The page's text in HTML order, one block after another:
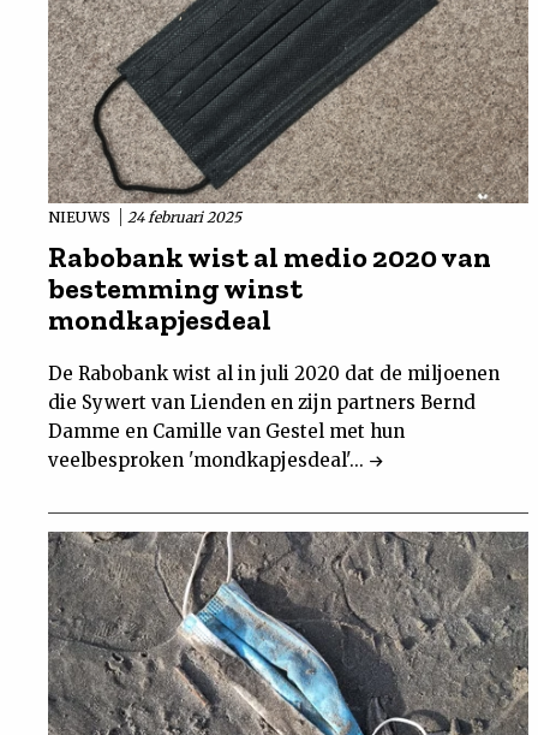
NIEUWS 24 februari 2025
Rabobank wist al medio 2020 van
bestemming winst
mondkapjesdeal
De Rabobank wist al in juli 2020 dat de miljoenen
die Sywert van Lienden en zijn partners Bernd
Damme en Camille van Gestel met hun
veelbesproken 'mondkapjesdeal'...